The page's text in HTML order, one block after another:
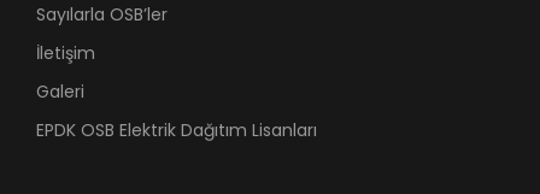
Sayılarla OSB’ler
İletişim
Galeri
EPDK OSB Elektrik Dağıtım Lisanları